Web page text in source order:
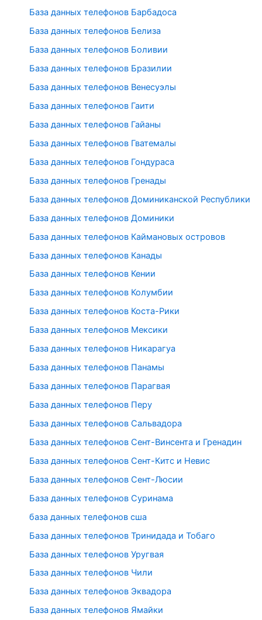
База данных телефонов Барбадоса
База данных телефонов Белиза
База данных телефонов Боливии
База данных телефонов Бразилии
База данных телефонов Венесуэлы
База данных телефонов Гаити
База данных телефонов Гайаны
База данных телефонов Гватемалы
База данных телефонов Гондураса
База данных телефонов Гренады
База данных телефонов Доминиканской Республики
База данных телефонов Доминики
База данных телефонов Каймановых островов
База данных телефонов Канады
База данных телефонов Кении
База данных телефонов Колумбии
База данных телефонов Коста-Рики
База данных телефонов Мексики
База данных телефонов Никарагуа
База данных телефонов Панамы
База данных телефонов Парагвая
База данных телефонов Перу
База данных телефонов Сальвадора
База данных телефонов Сент-Винсента и Гренадин
База данных телефонов Сент-Китс и Невис
База данных телефонов Сент-Люсии
База данных телефонов Суринама
база данных телефонов сша
База данных телефонов Тринидада и Тобаго
База данных телефонов Уругвая
База данных телефонов Чили
База данных телефонов Эквадора
База данных телефонов Ямайки